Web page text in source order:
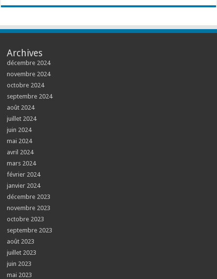
Archives
décembre 2024
novembre 2024
octobre 2024
septembre 2024
août 2024
juillet 2024
juin 2024
mai 2024
avril 2024
mars 2024
février 2024
janvier 2024
décembre 2023
novembre 2023
octobre 2023
septembre 2023
août 2023
juillet 2023
juin 2023
mai 2023